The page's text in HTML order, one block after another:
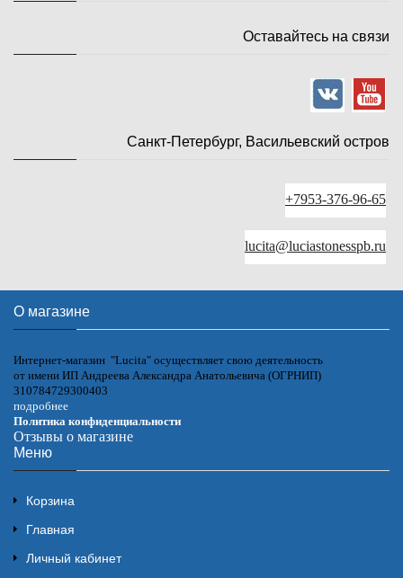
Оставайтесь на связи
Санкт-Петербург, Васильевский остров
+7953-376-96-65
lucita@luciastonesspb.ru
О магазине
Интернет-магазин "Lucita" осуществляет свою деятельность
от имени ИП Андреева Александра Анатольевича (ОГРНИП)
310784729300403
подробнее
Политика конфиденциальности
Отзывы о магазине
Меню
Корзина
Главная
Личный кабинет